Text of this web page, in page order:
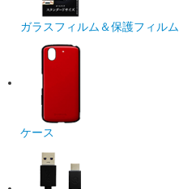
ガラスフィルム＆保護フィルム
ケース